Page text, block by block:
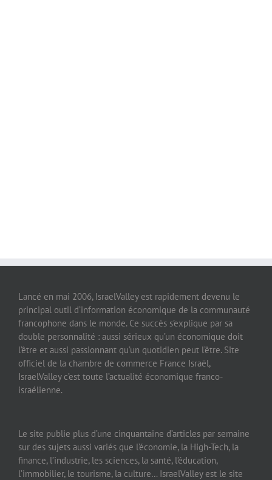
Lancé en mai 2006, IsraelValley est rapidement devenu le
principal outil d’information économique de la communauté
francophone dans le monde. Ce succès s’explique par sa
double personnalité : aussi sérieux qu’un économique doit
l’être et aussi passionnant qu’un quotidien peut l’être. Site
officiel de la chambre de commerce France Israël,
IsraelValley c’est toute l’actualité économique franco-
israélienne.
Le site publie plus d’une cinquantaine d’articles par semaine
sur des sujets aussi variés que l’économie, la High-Tech, la
finance, l’industrie, les sciences, la santé, l’éducation,
l’immobilier, le tourisme, la culture… IsraelValley est le site